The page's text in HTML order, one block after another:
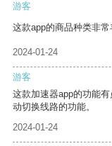
游客
这款app的商品种类非常
2024-01-24
游客
这款加速器app的功能
动切换线路的功能。
2024-01-24